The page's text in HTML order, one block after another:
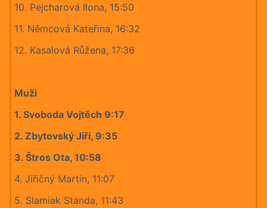
10. Pejcharová Ilona, 15:50
11. Němcová Kateřina, 16:32
12. Kasalová Růžena, 17:36
Muži
1. Svoboda Vojtěch 9:17
2. Zbytovský Jiří, 9:35
3. Štros Ota, 10:58
4. Jiřičný Martin, 11:07
5. Slamiak Standa, 11:43